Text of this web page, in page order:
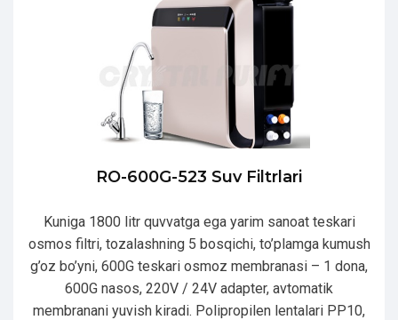
RO-600G-523 Suv Filtrlari
Kuniga 1800 litr quvvatga ega yarim sanoat teskari
osmos filtri, tozalashning 5 bosqichi, to’plamga kumush
g’oz bo’yni, 600G teskari osmoz membranasi – 1 dona,
600G nasos, 220V / 24V adapter, avtomatik
membranani yuvish kiradi. Polipropilen lentalari PP10,